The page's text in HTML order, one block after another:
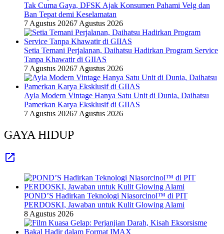
Tak Cuma Gaya, DFSK Ajak Konsumen Pahami Velg dan
Ban Tepat demi Keselamatan
7 Agustus 20267 Agustus 2026
Setia Temani Perjalanan, Daihatsu Hadirkan Program Service
Tanpa Khawatir di GIIAS
7 Agustus 20267 Agustus 2026
Ayla Modern Vintage Hanya Satu Unit di Dunia, Daihatsu
Pamerkan Karya Eksklusif di GIIAS
7 Agustus 20267 Agustus 2026
GAYA HIDUP
POND’S Hadirkan Teknologi Niasorcinol™ di PIT
PERDOSKI, Jawaban untuk Kulit Glowing Alami
8 Agustus 2026